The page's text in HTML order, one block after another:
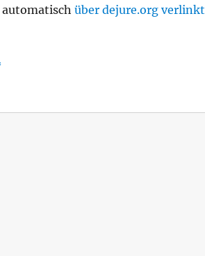
automatischüber dejure.org verlinkt